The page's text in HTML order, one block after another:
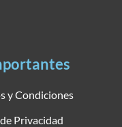
y Condiciones
Privacidad